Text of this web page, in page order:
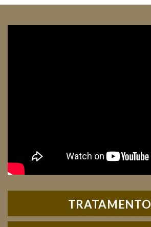
TRATAMENTO